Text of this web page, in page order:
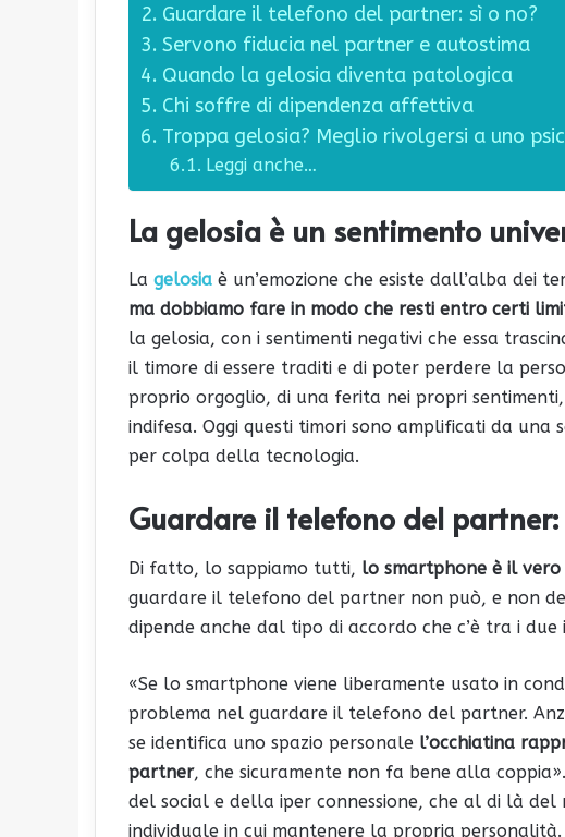
Guardare il telefono del partner: sì o no?
Servono fiducia nel partner e autostima
Quando la gelosia diventa patologica
Chi soffre di dipendenza affettiva
Troppa gelosia? Meglio rivolgersi a uno
Leggi anche…
La gelosia è un sentimento
La gelosia è un’emozione che esiste dall’alba dei
ma dobbiamo fare in modo che resti entro certi
la gelosia, con i sentimenti negativi che essa
il timore di essere traditi e di poter perdere la
proprio orgoglio, di una ferita nei propri
indifesa. Oggi questi timori sono amplificati da una
per colpa della tecnologia.
Guardare il telefono del partner:
Di fatto, lo sappiamo tutti, lo smartphone è il vero
guardare il telefono del partner non può, e non
dipende anche dal tipo di accordo che c’è tra i due
«Se lo smartphone viene liberamente usato in
problema nel guardare il telefono del partner.
se identifica uno spazio personale l’occhiatina
partner, che sicuramente non fa bene alla
del social e della iper connessione, che al di là del
individuale in cui mantenere la propria personalità.